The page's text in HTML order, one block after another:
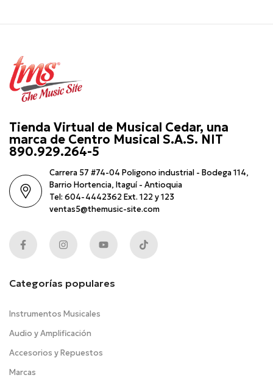
Tienda Virtual de Musical Cedar, una
marca de Centro Musical S.A.S. NIT
890.929.264-5
Carrera 57 #74-04 Poligono industrial - Bodega 114,
Barrio Hortencia, Itaguí - Antioquia
Tel: 604-4442362 Ext. 122 y 123
ventas5@themusic-site.com
Categorías populares
Instrumentos Musicales
Audio y Amplificación
Accesorios y Repuestos
Marcas